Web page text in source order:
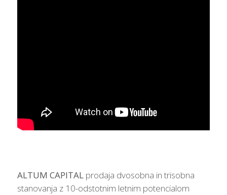
ALTUM CAPITALprodaja dvosobna in trisobna
stanovanja z 10-odstotnim letnim potencialom